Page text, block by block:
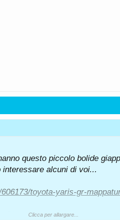
questo piccolo bolide
alcuni di voi...
toyota-yaris-gr-
Giappone..però...magari lo
Clicca per allargare...